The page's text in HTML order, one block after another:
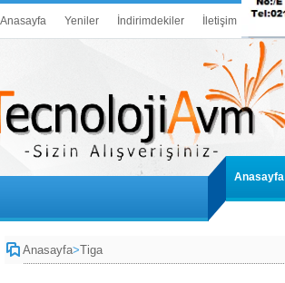
Anasayfa Yeniler İndirimdekiler İletişim
Anasayfa
Anasayfa>Tiga